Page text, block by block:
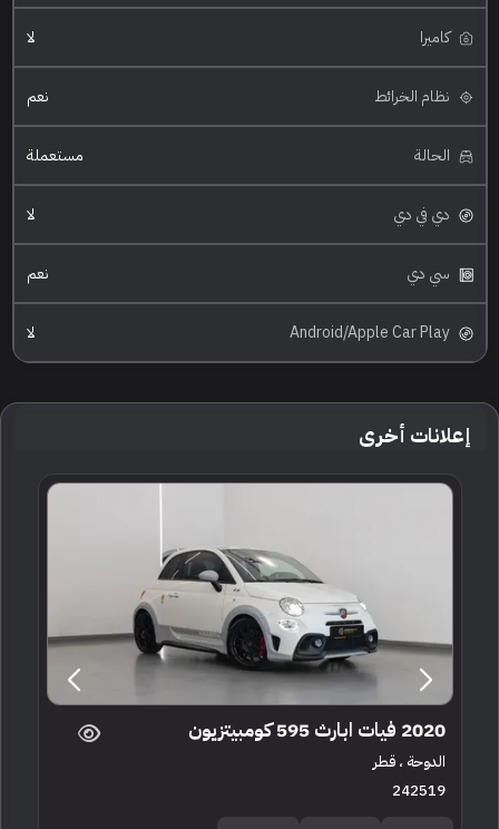
كاميرا لا
نظام الخرائط نعم
الحالة مستعملة
دي في دي لا
سي دي نعم
Android/Apple Car Play لا
إعلانات أخرى
2020 فيات ابارث 595 كومبيتزيون
الدوحة ، قطر
242519